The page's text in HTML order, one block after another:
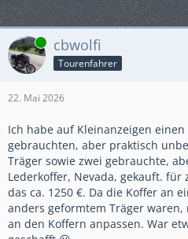
Online cbwolfi
Tourenfahrer
22. Mai 2026
Ich habe auf Kleinanzeigen
gebrauchten, aber praktisch
Träger sowie zwei gebrauchte,
Lederkoffer, Nevada, gekauft. für
das ca. 1250 €. Da die Koffer an
anders geformtem Träger
an den Koffern anpassen. War